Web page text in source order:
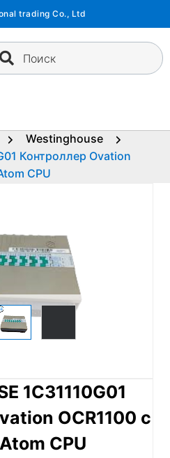
trading Co., Ltd
Поиск
Westinghouse
Контроллер Ovation
CPU
1C31110G01
OCR1100 с
CPU